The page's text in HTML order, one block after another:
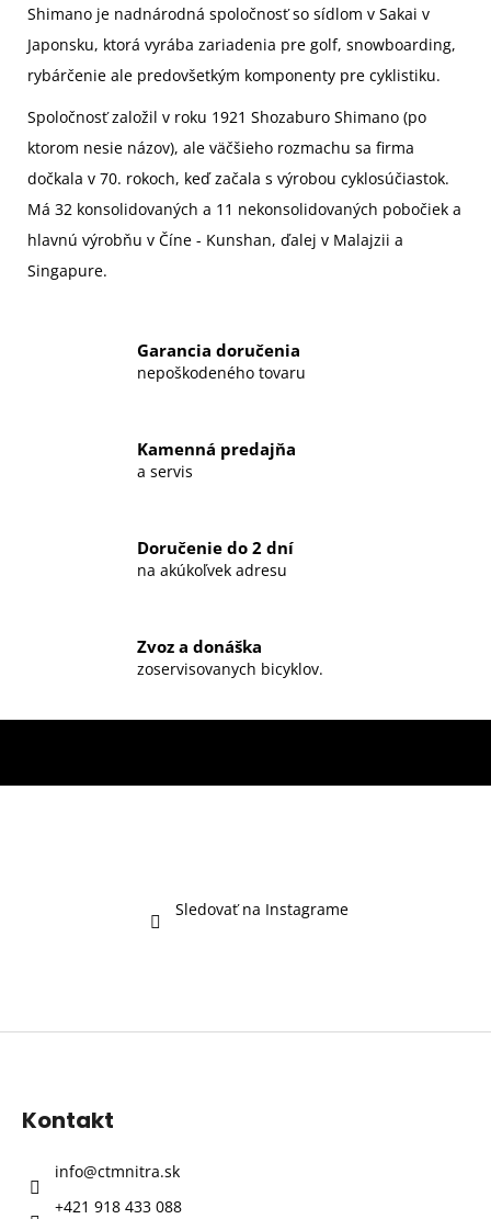
Shimano je nadnárodná spoločnosť so sídlom v Sakai v
Japonsku, ktorá vyrába zariadenia pre golf, snowboarding,
rybárčenie ale predovšetkým komponenty pre cyklistiku.
Spoločnosť založil v roku 1921 Shozaburo Shimano (po
ktorom nesie názov), ale väčšieho rozmachu sa firma
dočkala v 70. rokoch, keď začala s výrobou cyklosúčiastok.
Má 32 konsolidovaných a 11 nekonsolidovaných pobočiek a
hlavnú výrobňu v Číne - Kunshan, ďalej v Malajzii a
Singapure.
Garancia doručenia
nepoškodeného tovaru
Kamenná predajňa
a servis
Doručenie do 2 dní
na akúkoľvek adresu
Zvoz a donáška
zoservisovanych bicyklov.
Sledovať na Instagrame
Z
Kontakt
info@ctmnitra.sk
+421 918 433 088